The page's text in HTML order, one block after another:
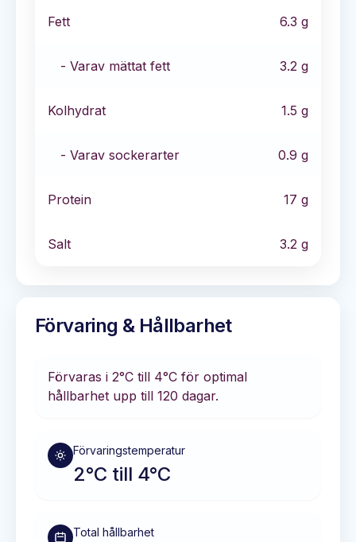
Fett 6.3 g
- Varav mättat fett 3.2 g
Kolhydrat 1.5 g
- Varav sockerarter 0.9 g
Protein 17 g
Salt 3.2 g
Förvaring & Hållbarhet
Förvaras i 2°C till 4°C för optimal
hållbarhet upp till 120 dagar.
Förvaringstemperatur
2°C till 4°C
Total hållbarhet